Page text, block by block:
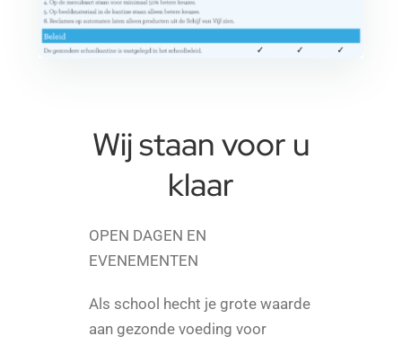
Wij staan voor u
klaar
OPEN DAGEN EN
EVENEMENTEN
Als school hecht je grote waarde
aan gezonde voeding voor